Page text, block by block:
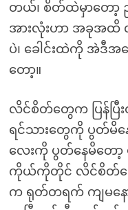
တယ်၊ စိတ်ထဲမှာတော့
အားလုံးဟာ အခုအ
ပဲ၊ ခေါင်းထဲကို အဲဒီ
တော့။
လိင်စိတ်တွေက ပြန်
ရင်သားတွေကို ပွတ်မိ
လေးကို ပွတ်နေမိတော့
ကိုယ်ကိုတိုင် လိင်စိတ်ဖြ
က ရုတ်တရက် ကျမနေ